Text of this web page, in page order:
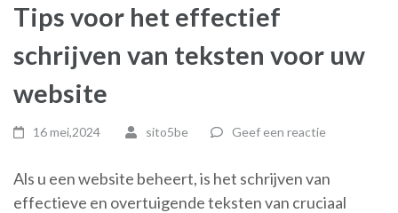
Tips voor het effectief
schrijven van teksten voor uw
website
16 mei,2024 sito5be Geef een reactie
Als u een website beheert, is het schrijven van
effectieve en overtuigende teksten van cruciaal